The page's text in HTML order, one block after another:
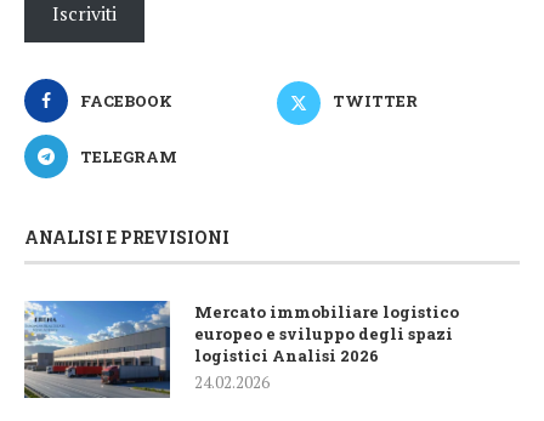
Iscriviti
FACEBOOK TWITTER
TELEGRAM
ANALISI E PREVISIONI
Mercato immobiliare logistico
europeo e sviluppo degli spazi
logistici Analisi 2026
24.02.2026